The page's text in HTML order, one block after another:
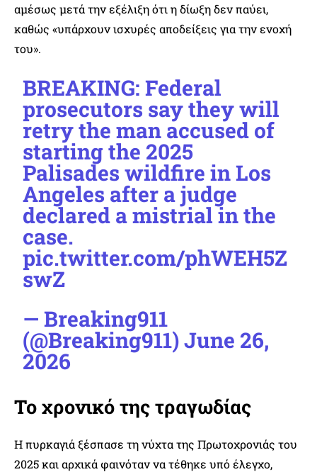
αμέσως μετά την εξέλιξη ότι η δίωξη δεν παύει,
καθώς «υπάρχουν ισχυρές αποδείξεις για την ενοχή
του».
BREAKING: Federal
prosecutors say they will
retry the man accused of
starting the 2025
Palisades wildfire in Los
Angeles after a judge
declared a mistrial in the
case.
pic.twitter.com/phWEH5Z
swZ
— Breaking911
(@Breaking911)June 26,
2026
Το χρονικό της τραγωδίας
Η πυρκαγιά ξέσπασε τη νύχτα της Πρωτοχρονιάς του
2025 και αρχικά φαινόταν να τέθηκε υπό έλεγχο,